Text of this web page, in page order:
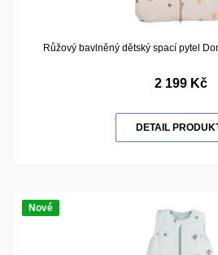
Růžový bavlněný dětský spací pytel
2 199 Kč
DETAIL
Nové